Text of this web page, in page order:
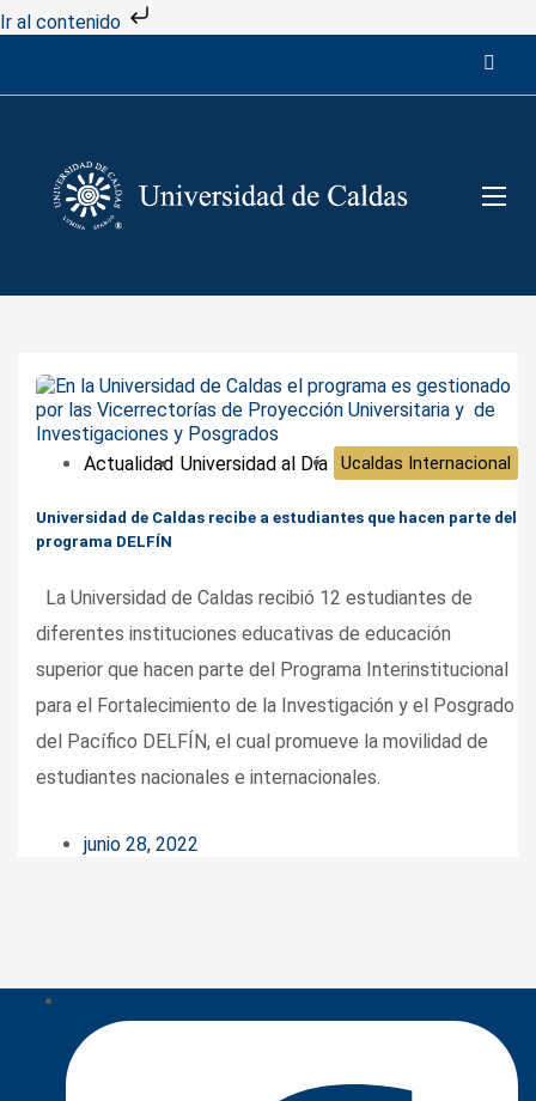
Ir al contenido
Actualidad Universidad al Día Ucaldas Internacional
Universidad de Caldas recibe a estudiantes que hacen parte del
programa DELFÍN
La Universidad de Caldas recibió 12 estudiantes de
diferentes instituciones educativas de educación
superior que hacen parte del Programa Interinstitucional
para el Fortalecimiento de la Investigación y el Posgrado
del Pacífico DELFÍN, el cual promueve la movilidad de
estudiantes nacionales e internacionales.
junio 28, 2022